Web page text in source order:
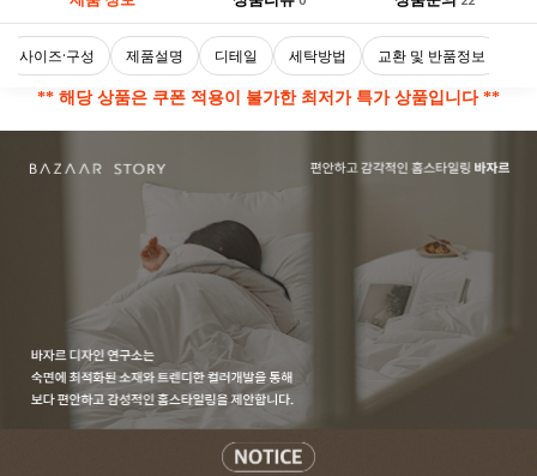
사이즈·구성 제품설명 디테일 세탁방법 교환 및 반품정보
** 해당 상품은 쿠폰 적용이 불가한 최저가 특가 상품입니다 **